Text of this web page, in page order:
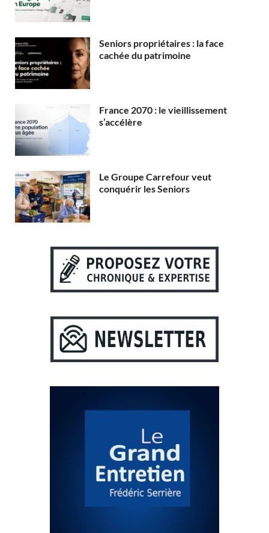
Seniors propriétaires : la face
cachée du patrimoine
France 2070 : le vieillissement
s’accélère
Le Groupe Carrefour veut
conquérir les Seniors